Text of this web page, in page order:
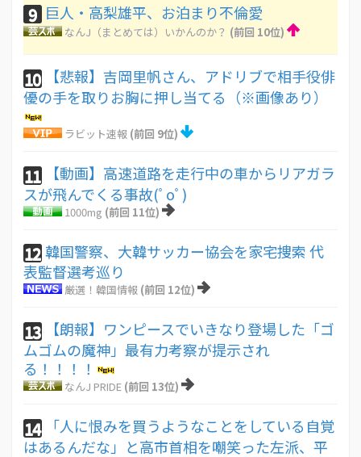
9 巨人・高梨雄平、お泊まり不倫愛
なんJ（まとめては）いかんのか？ (前回 10位)
10
【悲報】吉岡里帆さん、アドリブで相手役俳
優の手を取りお胸に押し当てる（※画像あり）
ラビット速報 (前回 9位)
11
【動画】高速道路を走行中の車からリアガラ
スが飛んでくる事故(ﾟoﾟ)
1000mg (前回 11位)
12韓国警察、大韓サッカー協会を家宅捜索 代
表監督選考巡り
厳選！韓国情報 (前回 12位)
13
【朗報】ワンピースでいきなり登場した「ゴ
ムゴムの魔神」最有力考察が提示され
る！！！！
なんJ PRIDE (前回 13位)
14
「人に恨みを買うようなことをしている自覚
はあるんだな」と高市首相を嘲笑った左派、平